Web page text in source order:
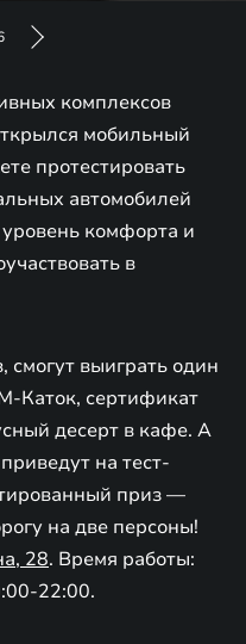
комплексов
мобильный
протестировать
автомобилей
комфорта и
в
смогут выиграть один
Каток, сертификат
десерт в кафе. А
на тест-
приз —
на две персоны!
28. Время работы:
22:00.